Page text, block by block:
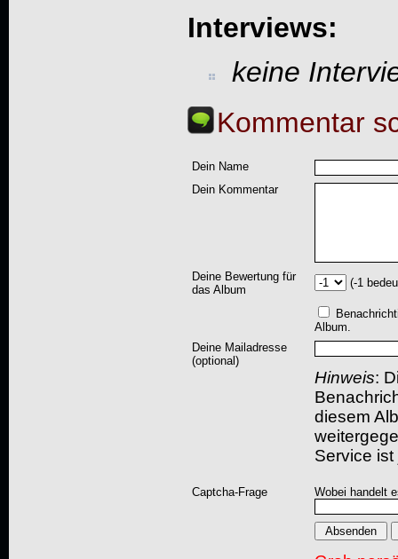
Interviews:
keine
Kommentar
Dein Name
Dein Kommentar
Deine Bewertung für
das Album
(-1
Album.
Deine Mailadresse
(optional)
Hinweis:
diesem
Service
Captcha-Frage Wobei handelt